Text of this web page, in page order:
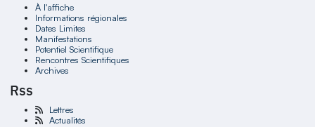
À l'affiche
Informations régionales
Dates Limites
Manifestations
Potentiel Scientifique
Rencontres Scientifiques
Archives
Rss
Lettres
Actualités